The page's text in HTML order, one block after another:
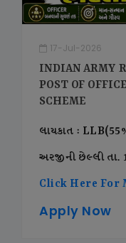
17-Jul-2026
INDIAN ARMY
POST OF
SCHEME
લાયકાત :
અરજીની છેલ્લી
Click Here For
Apply Now